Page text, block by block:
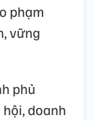
phạm
vững
phủ
doanh